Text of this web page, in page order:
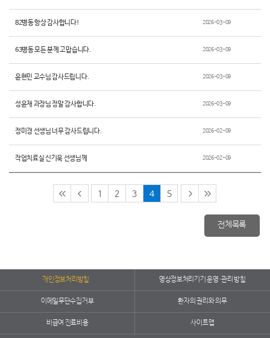
82병동 항상 감사합니다! 2026-03-09
63병동 모든 분께 고맙습니다. 2026-03-09
윤현민 교수님 감사드립니다. 2026-03-09
성윤재 과장님 정말 감사합니다. 2026-03-09
정미경 선생님 너무 감사드립니다. 2026-02-09
작업치료실 신기욱 선생님께 2026-02-09
1 2 3 4 5
전체목록
개인정보처리방침 영상정보처리기기 운영·관리 방침
이메일무단수집거부 환자의 권리와 의무
비급여 진료비용 사이트맵